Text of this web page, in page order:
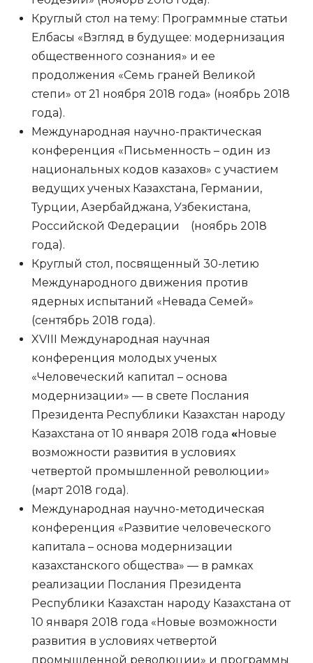
Круглый стол на тему: Программные статьи
Елбасы «Взгляд в будущее: модернизация
общественного сознания» и ее
продолжения «Семь граней Великой
степи» от 21 ноября 2018 года» (ноябрь 2018
года).
Международная научно-практическая
конференция «Письменность – один из
национальных кодов казахов» с участием
ведущих ученых Казахстана, Германии,
Турции, Азербайджана, Узбекистана,
Российской Федерации (ноябрь 2018
года).
Круглый стол, посвященный 30-летию
Международного движения против
ядерных испытаний «Невада Семей»
(сентябрь 2018 года).
XVIII Международная научная
конференция молодых ученых
«Человеческий капитал – основа
модернизации» — в свете Послания
Президента Республики Казахстан народу
Казахстана от 10 января 2018 года «Новые
возможности развития в условиях
четвертой промышленной революции»
(март 2018 года).
Международная научно-методическая
конференция «Развитие человеческого
капитала – основа модернизации
казахстанского общества» — в рамках
реализации Послания Президента
Республики Казахстан народу Казахстана от
10 января 2018 года «Новые возможности
развития в условиях четвертой
промышленной революции» и программы